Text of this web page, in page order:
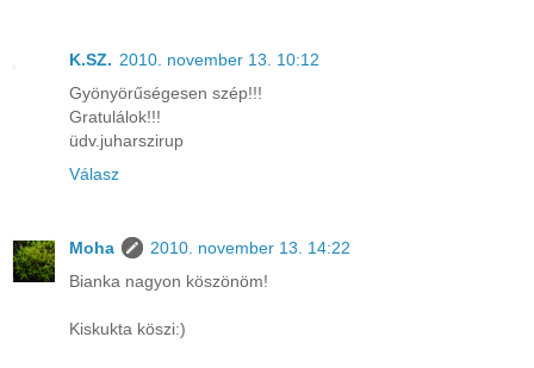
K.SZ. 2010. november 13. 10:12
Gyönyörűségesen szép!!!
Gratulálok!!!
üdv.juharszirup
Válasz
Moha
2010. november 13. 14:22
Bianka nagyon köszönöm!
Kiskukta köszi:)